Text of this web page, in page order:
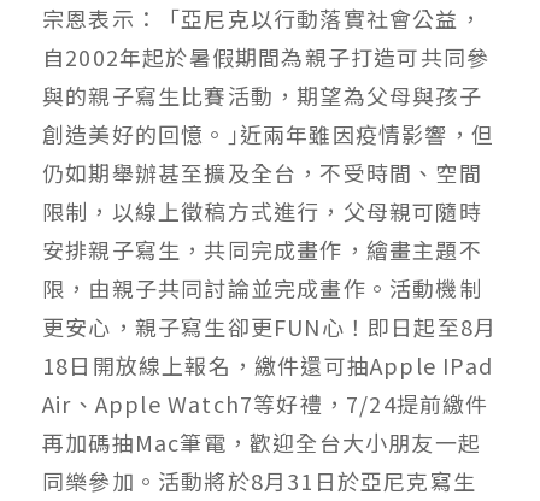
宗恩表示：「亞尼克以行動落實社會公益，
自2002年起於暑假期間為親子打造可共同參
與的親子寫生比賽活動，期望為父母與孩子
創造美好的回憶。｣近兩年雖因疫情影響，但
仍如期舉辦甚至擴及全台，不受時間、空間
限制，以線上徵稿方式進行，父母親可隨時
安排親子寫生，共同完成畫作，繪畫主題不
限，由親子共同討論並完成畫作。活動機制
更安心，親子寫生卻更FUN心！即日起至8月
18日開放線上報名，繳件還可抽Apple IPad
Air、Apple Watch7等好禮，7/24提前繳件
再加碼抽Mac筆電，歡迎全台大小朋友一起
同樂參加。活動將於8月31日於亞尼克寫生